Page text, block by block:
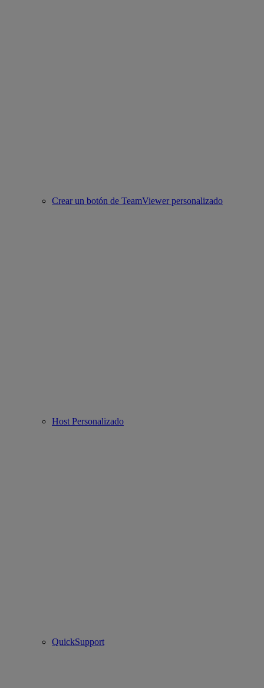
Crear un botón de TeamViewer personalizado
Host Personalizado
QuickSupport